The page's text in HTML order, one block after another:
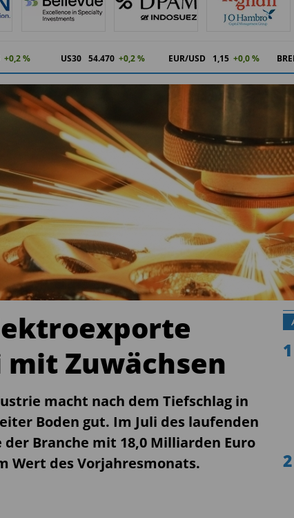
+0,2 % US30 54.470 +0,2 % EUR/USD 1,15 +0,0 %
mit Zuwächsen
macht nach dem Tiefschlag in
Boden gut. Im Juli des laufenden
der Branche mit 18,0 Milliarden Euro
Wert des Vorjahresmonats.
1
2